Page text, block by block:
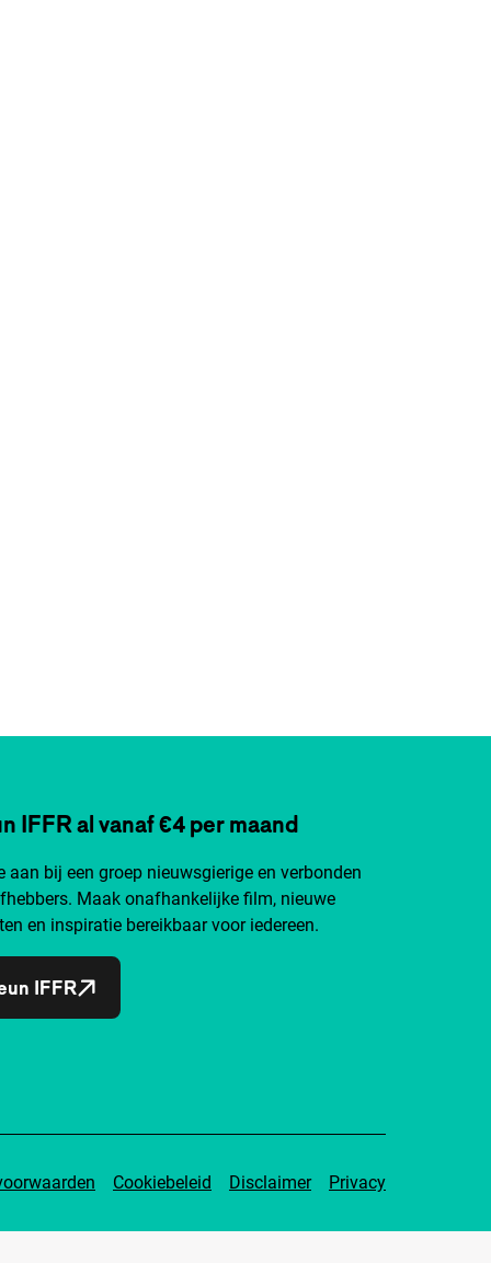
IFFR al vanaf €4 per maand
aan bij een groep nieuwsgierige en verbonden
Maak onafhankelijke film, nieuwe
en inspiratie bereikbaar voor iedereen.
IFFR
Cookiebeleid Disclaimer Privacy